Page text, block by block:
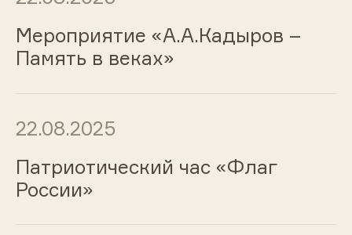
Мероприятие «А.А.Кадыров –
Память в веках»
22.08.2025
Патриотический час «Флаг
России»